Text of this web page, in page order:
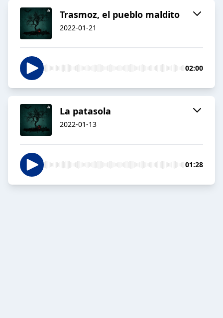
Trasmoz, el pueblo maldito
2022-01-21
02:00
La patasola
2022-01-13
01:28